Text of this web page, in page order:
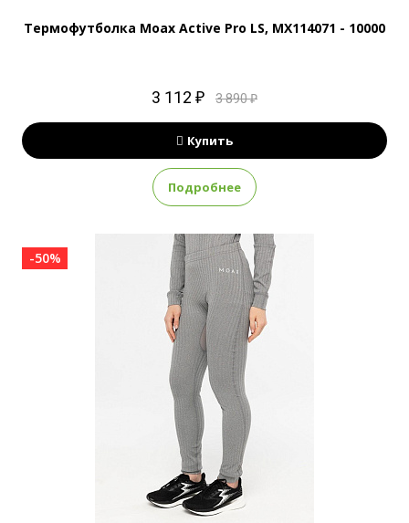
Термофутболка Moax Active Pro LS, MX114071 - 10000
3 112 ₽ 3 890 ₽
Купить
Подробнее
-50%